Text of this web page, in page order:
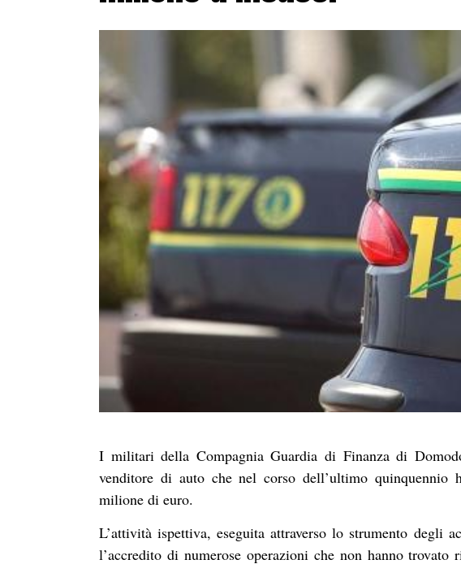
I militari della Compagnia Guardia di Finanza di
venditore di auto che nel corso dell’ultimo
milione di euro.
L’attività ispettiva, eseguita attraverso lo strumento degli
l’accredito di numerose operazioni che non hanno